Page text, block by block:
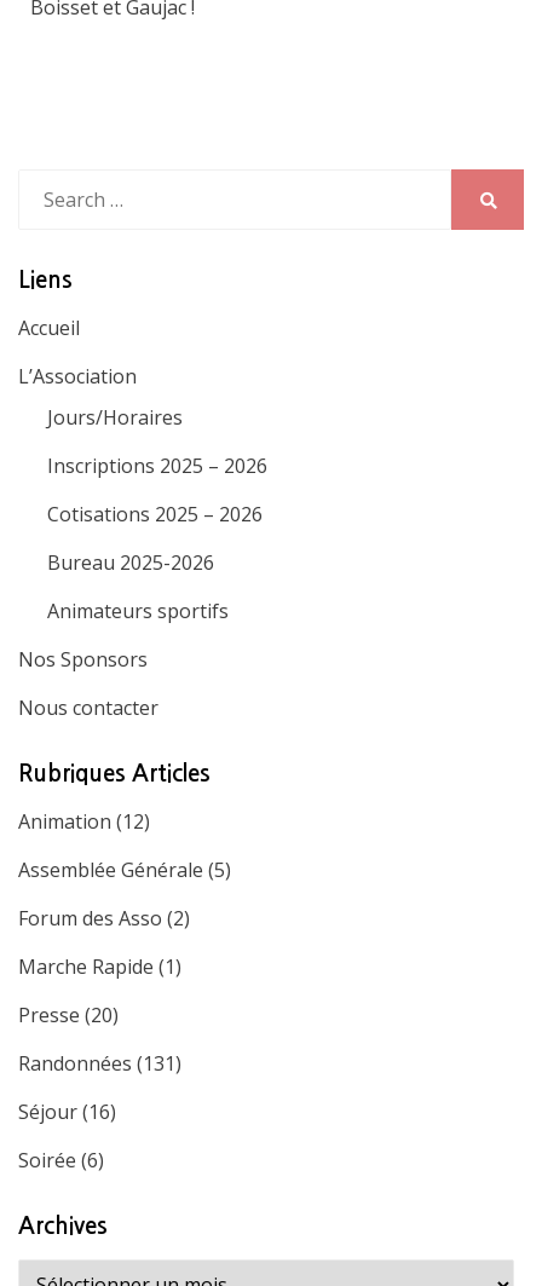
for:
Liens
Accueil
L’Association
Jours/Horaires
Inscriptions 2025 – 2026
Cotisations 2025 – 2026
Bureau 2025-2026
Animateurs sportifs
Nos Sponsors
Nous contacter
Rubriques Articles
Animation (12)
Assemblée Générale (5)
Forum des Asso (2)
Marche Rapide (1)
Presse (20)
Randonnées (131)
Séjour(16)
Soirée (6)
Archives
Archives